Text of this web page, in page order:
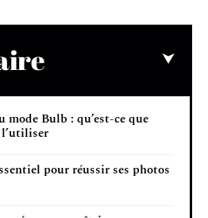
Bulb : qu’est-ce que
l’utiliser
pour réussir ses photos